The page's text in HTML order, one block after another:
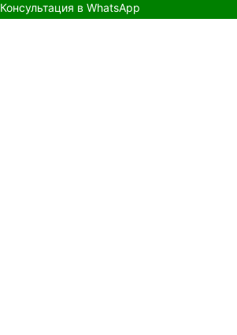
Консультация в WhatsApp